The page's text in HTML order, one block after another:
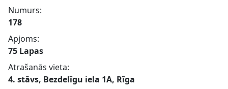
Numurs:
178
Apjoms:
75 Lapas
Atrašanās vieta:
4. stāvs, Bezdelīgu iela 1A, Rīga